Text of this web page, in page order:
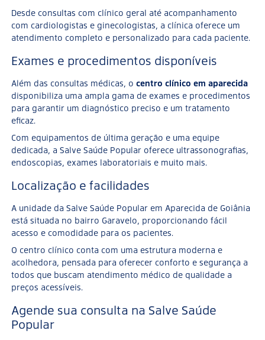
Desde consultas com clínico geral até acompanhamento
com cardiologistas e ginecologistas, a clínica oferece um
atendimento completo e personalizado para cada paciente.
Exames e procedimentos disponíveis
Além das consultas médicas, ocentro clínico em aparecida
disponibiliza uma ampla gama de exames e procedimentos
para garantir um diagnóstico preciso e um tratamento
eficaz.
Com equipamentos de última geração e uma equipe
dedicada, a Salve Saúde Popular oferece ultrassonografias,
endoscopias, exames laboratoriais e muito mais.
Localização e facilidades
A unidade da Salve Saúde Popular em Aparecida de Goiânia
está situada no bairro Garavelo, proporcionando fácil
acesso e comodidade para os pacientes.
O centro clínico conta com uma estrutura moderna e
acolhedora, pensada para oferecer conforto e segurança a
todos que buscam atendimento médico de qualidade a
preços acessíveis.
Agende sua consulta na Salve Saúde
Popular